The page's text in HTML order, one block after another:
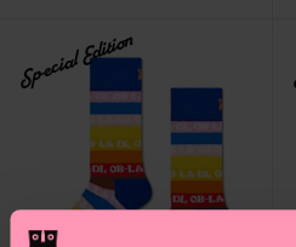
Special Edition